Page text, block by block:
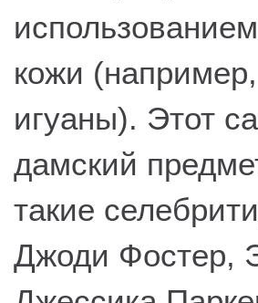
кожи
игуаны). Этот
дамский
такие
Джоди Фостер,